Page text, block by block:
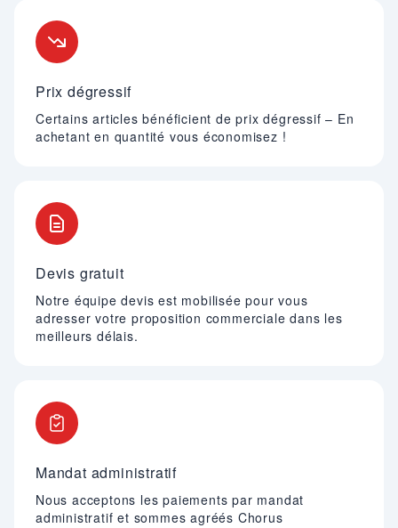
Prix dégressif
Certains articles bénéficient de prix dégressif – En
achetant en quantité vous économisez !
Devis gratuit
Notre équipe devis est mobilisée pour vous
adresser votre proposition commerciale dans les
meilleurs délais.
Mandat administratif
Nous acceptons les paiements par mandat
administratif et sommes agréés Chorus